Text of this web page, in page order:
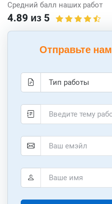
Средний балл наших работ
4.89 из 5
Отправьте нам